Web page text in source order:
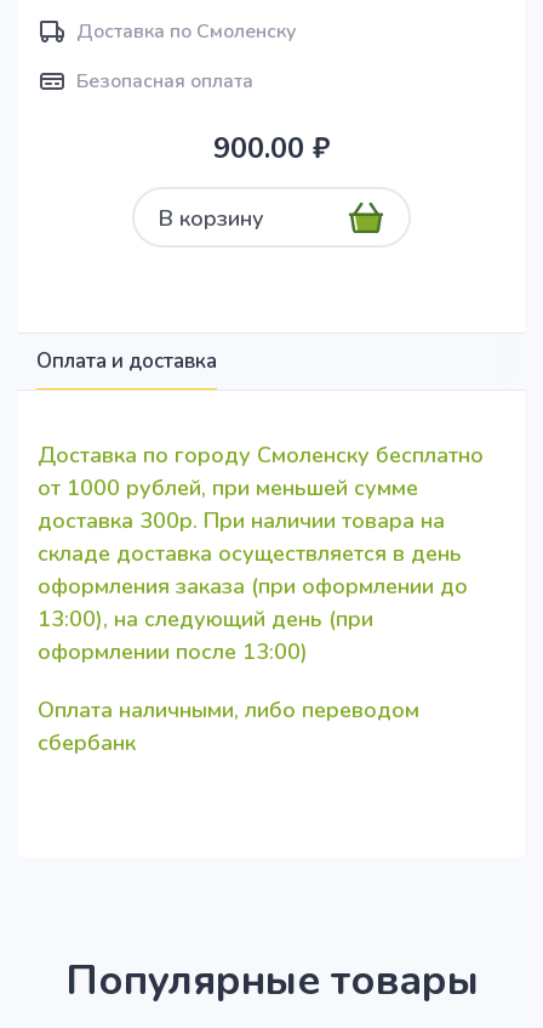
Доставка по Смоленску
Безопасная оплата
900.00 ₽
В корзину
Оплата и доставка
Доставка по городу Смоленску бесплатно
от 1000 рублей, при меньшей сумме
доставка 300р. При наличии товара на
складе доставка осуществляется в день
оформления заказа (при оформлении до
13:00), на следующий день (при
оформлении после 13:00)
Оплата наличными, либо переводом
сбербанк
Популярные товары